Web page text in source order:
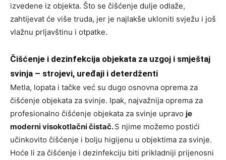
izvedene iz objekta. Što se čišćenje dulje odlaže,
zahtijevat će više truda, jer je najlakše ukloniti svježu i još
vlažnu prljavštinu i otpatke.
Čišćenje i dezinfekcija objekata za uzgoj i smještaj
svinja – strojevi, uređaji i deterdženti
Metla, lopata i tačke već su dugo osnovna oprema za
čišćenje objekata za svinje. Ipak, najvažnija oprema za
profesionalno čišćenje objekata za svinje upravo je
moderni visokotlačni čistač.S njime možemo postići
učinkovito čišćenje i bolju higijenu u objektima za svinje.
Hoće li za čišćenje i dezinfekciju biti prikladniji prijenosni